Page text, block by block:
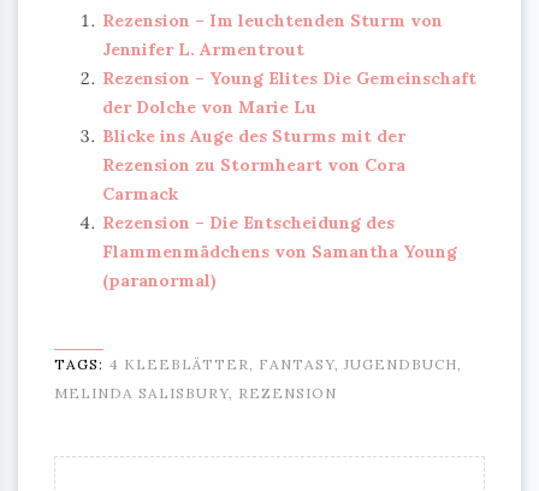
Rezension – Im leuchtenden Sturm von
Jennifer L. Armentrout
Rezension – Young Elites Die Gemeinschaft
der Dolche von Marie Lu
Blicke ins Auge des Sturms mit der
Rezension zu Stormheart von Cora
Carmack
Rezension – Die Entscheidung des
Flammenmädchens von Samantha Young
(paranormal)
TAGS: 4 KLEEBLÄTTER, FANTASY, JUGENDBUCH,
MELINDA SALISBURY, REZENSION